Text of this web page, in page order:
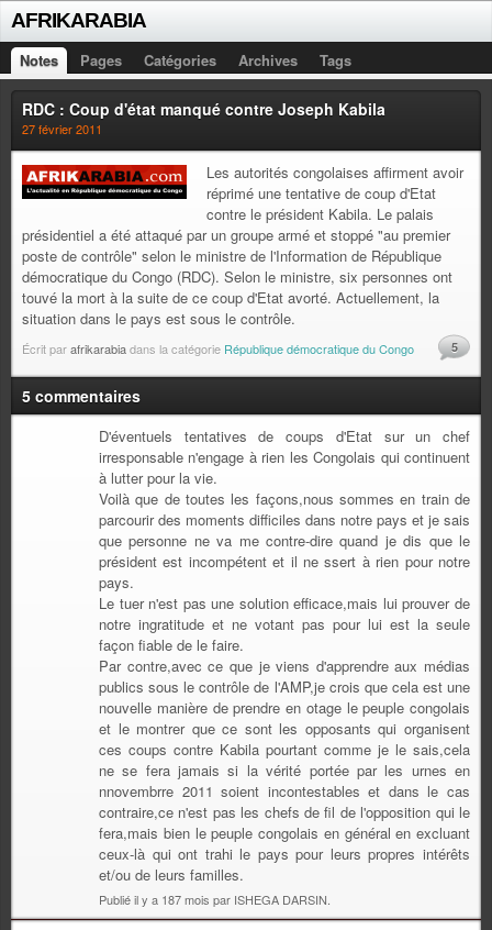
AFRIKARABIA
Notes Pages Catégories Archives Tags
RDC : Coup d'état manqué contre Joseph Kabila
27 février 2011
Les autorités congolaises affirment avoir
réprimé une tentative de coup d'Etat
contre le président Kabila. Le palais
présidentiel a été attaqué par un groupe armé et stoppé "au premier
poste de contrôle" selon le ministre de l'Information de République
démocratique du Congo (RDC). Selon le ministre, six personnes ont
touvé la mort à la suite de ce coup d'Etat avorté. Actuellement, la
situation dans le pays est sous le contrôle.
Écrit parafrikarabiadans la catégorie République démocratique du Congo 5
5 commentaires
D'éventuels tentatives de coups d'Etat sur un chef
irresponsable n'engage à rien les Congolais qui continuent
à lutter pour la vie.
Voilà que de toutes les façons,nous sommes en train de
parcourir des moments difficiles dans notre pays et je sais
que personne ne va me contre-dire quand je dis que le
président est incompétent et il ne ssert à rien pour notre
pays.
Le tuer n'est pas une solution efficace,mais lui prouver de
notre ingratitude et ne votant pas pour lui est la seule
façon fiable de le faire.
Par contre,avec ce que je viens d'apprendre aux médias
publics sous le contrôle de l'AMP,je crois que cela est une
nouvelle manière de prendre en otage le peuple congolais
et le montrer que ce sont les opposants qui organisent
ces coups contre Kabila pourtant comme je le sais,cela
ne se fera jamais si la vérité portée par les urnes en
nnovembrre 2011 soient incontestables et dans le cas
contraire,ce n'est pas les chefs de fil de l'opposition qui le
fera,mais bien le peuple congolais en général en excluant
ceux-là qui ont trahi le pays pour leurs propres intérêts
et/ou de leurs familles.
Publié il y a 187 mois par ISHEGA DARSIN.